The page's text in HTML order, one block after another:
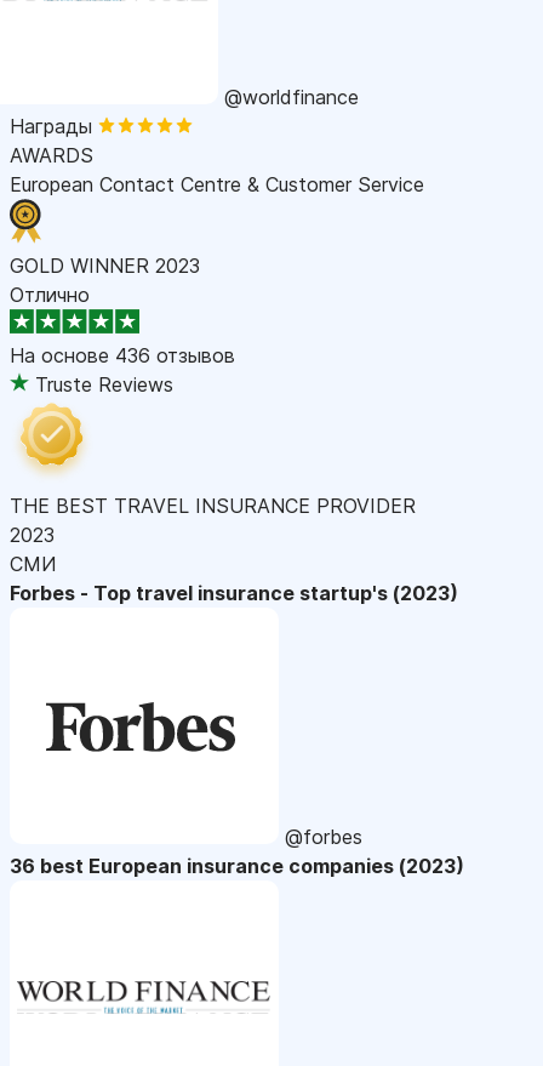
@worldfinance
Награды
AWARDS
European Contact Centre & Customer Service
GOLD WINNER 2023
Отлично
На основе 436 отзывов
Truste Reviews
THE BEST TRAVEL INSURANCE PROVIDER
2023
СМИ
Forbes - Top travel insurance startup's (2023)
@forbes
36 best European insurance companies (2023)